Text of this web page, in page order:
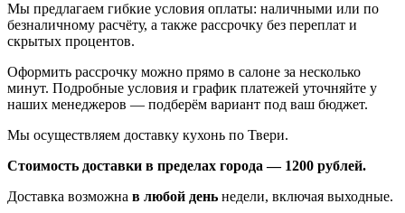
Мы предлагаем гибкие условия оплаты: наличными или по
безналичному расчёту, а также рассрочку без переплат и
скрытых процентов.
Оформить рассрочку можно прямо в салоне за несколько
минут. Подробные условия и график платежей уточняйте у
наших менеджеров — подберём вариант под ваш бюджет.
Мы осуществляем доставку кухонь по Твери.
Стоимость доставки в пределах города — 1200 рублей.
Доставка возможна в любой день недели, включая выходные.